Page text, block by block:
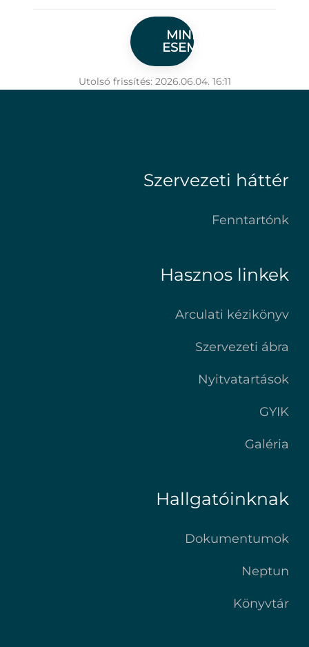
MINDEN
ESEMÉNY
Utolsó frissítés: 2026.06.04. 16:11
Szervezeti háttér
Fenntartónk
Hasznos linkek
Arculati kézikönyv
Szervezeti ábra
Nyitvatartások
GYIK
Galéria
Hallgatóinknak
Dokumentumok
Neptun
Könyvtár